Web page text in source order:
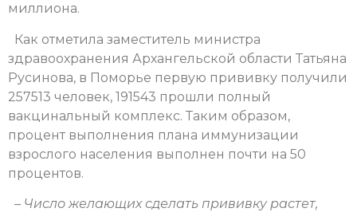
миллиона.
Как отметила заместитель министра
здравоохранения Архангельской области Татьяна
Русинова, в Поморье первую прививку получили
257513 человек, 191543 прошли полный
вакцинальный комплекс. Таким образом,
процент выполнения плана иммунизации
взрослого населения выполнен почти на 50
процентов.
– Число желающих сделать прививку растет,